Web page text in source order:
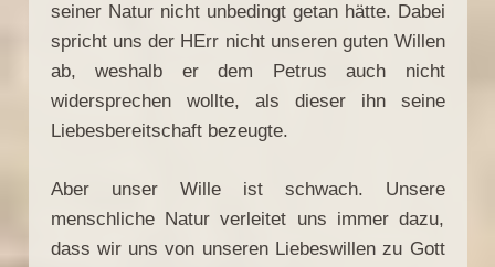
seiner Natur nicht unbedingt getan hätte. Dabei
spricht uns der HErr nicht unseren guten Willen
ab, weshalb er dem Petrus auch nicht
widersprechen wollte, als dieser ihn seine
Liebesbereitschaft bezeugte.
Aber unser Wille ist schwach. Unsere
menschliche Natur verleitet uns immer dazu,
dass wir uns von unseren Liebeswillen zu Gott